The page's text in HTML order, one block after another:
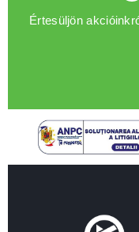
Értesüljön